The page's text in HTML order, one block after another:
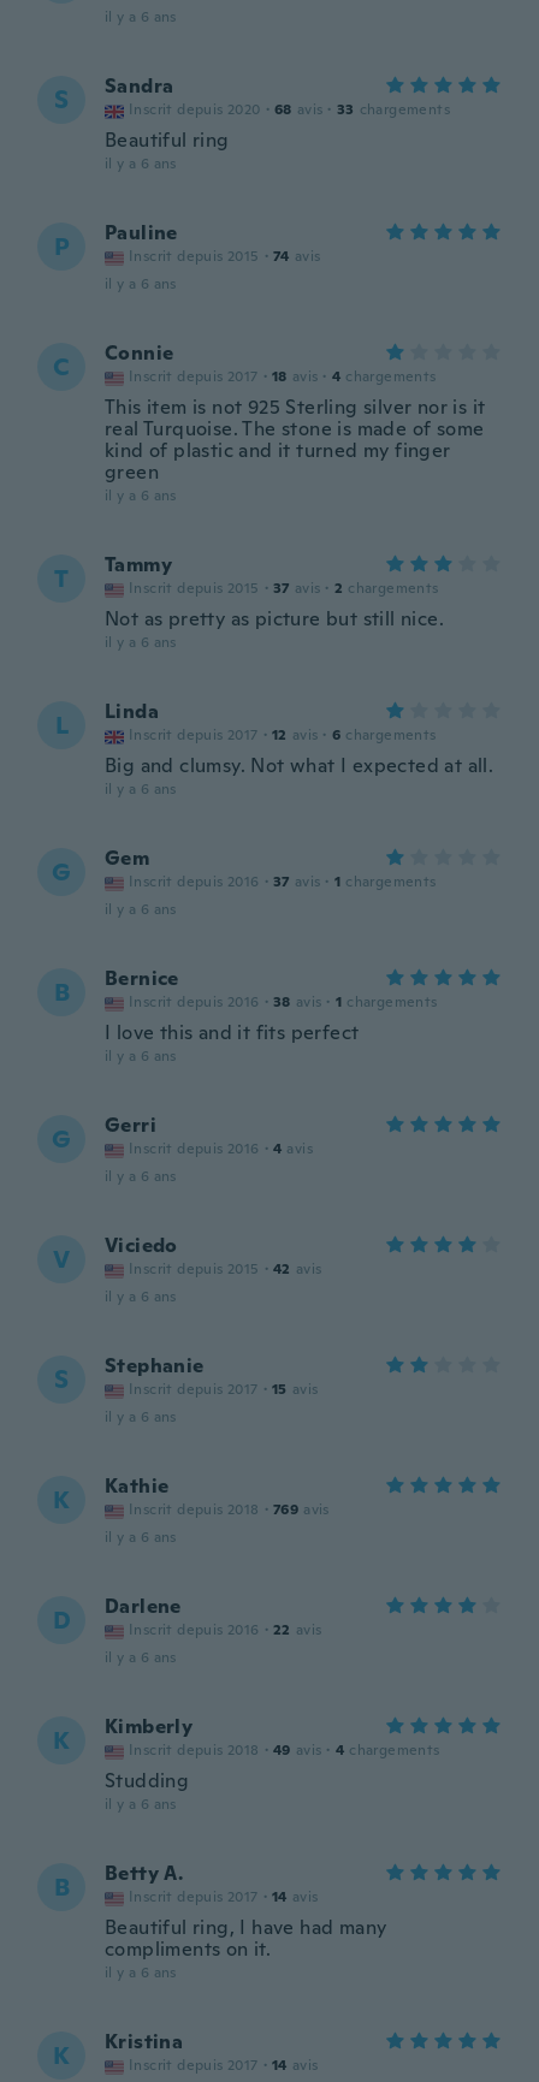
il y a 6 ans
S Sandra
Inscrit depuis 2020 · 68 avis · 33 chargements
Beautiful ring
il y a 6 ans
P Pauline
Inscrit depuis 2015 · 74 avis
il y a 6 ans
C Connie
Inscrit depuis 2017 · 18 avis · 4 chargements
This item is not 925 Sterling silver nor is it
real Turquoise. The stone is made of some
kind of plastic and it turned my finger
green
il y a 6 ans
T Tammy
Inscrit depuis 2015 · 37 avis · 2 chargements
Not as pretty as picture but still nice.
il y a 6 ans
L Linda
Inscrit depuis 2017 · 12 avis · 6 chargements
Big and clumsy. Not what I expected at all.
il y a 6 ans
G Gem
Inscrit depuis 2016 · 37 avis · 1 chargements
il y a 6 ans
B Bernice
Inscrit depuis 2016 · 38 avis · 1 chargements
I love this and it fits perfect
il y a 6 ans
G Gerri
Inscrit depuis 2016 · 4 avis
il y a 6 ans
V Viciedo
Inscrit depuis 2015 · 42 avis
il y a 6 ans
S Stephanie
Inscrit depuis 2017 · 15 avis
il y a 6 ans
K Kathie
Inscrit depuis 2018 · 769 avis
il y a 6 ans
D Darlene
Inscrit depuis 2016 · 22 avis
il y a 6 ans
K Kimberly
Inscrit depuis 2018 · 49 avis · 4 chargements
Studding
il y a 6 ans
B Betty A.
Inscrit depuis 2017 · 14 avis
Beautiful ring, I have had many
compliments on it.
il y a 6 ans
K Kristina
Inscrit depuis 2017 · 14 avis